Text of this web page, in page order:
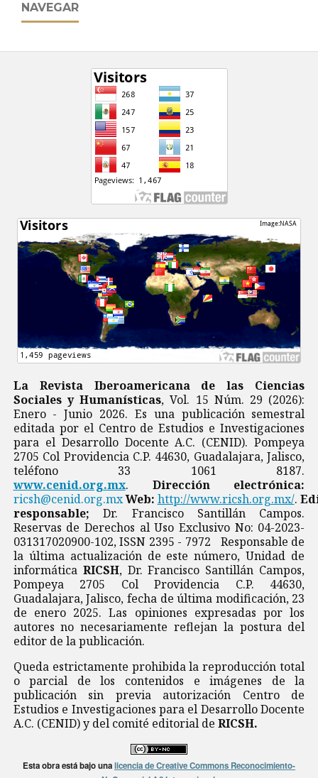
NAVEGAR
La Revista Iberoamericana de las Ciencias
Sociales y Humanísticas, Vol. 15 Núm. 29 (2026):
Enero - Junio 2026. Es una publicación semestral
editada por el Centro de Estudios e Investigaciones
para el Desarrollo Docente A.C. (CENID). Pompeya
2705 Col Providencia C.P. 44630, Guadalajara, Jalisco,
teléfono 33 1061 8187.
www.cenid.org.mx. Dirección electrónica:
ricsh@cenid.org.mxWeb: http://www.ricsh.org.mx/.
responsable; Dr. Francisco Santillán Campos.
Reservas de Derechos al Uso Exclusivo No: 04-2023-
031317020900-102, ISSN 2395 - 7972 Responsable de
la última actualización de este número, Unidad de
informática RICSH, Dr. Francisco Santillán Campos,
Pompeya 2705 Col Providencia C.P. 44630,
Guadalajara, Jalisco, fecha de última modificación, 23
de enero 2025. Las opiniones expresadas por los
autores no necesariamente reflejan la postura del
editor de la publicación.
Queda estrictamente prohibida la reproducción total
o parcial de los contenidos e imágenes de la
publicación sin previa autorización Centro de
Estudios e Investigaciones para el Desarrollo Docente
A.C. (CENID) y del comité editorial de RICSH.
Esta obra está bajo unalicencia de Creative Commons Reconocimiento-